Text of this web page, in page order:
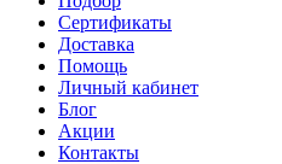
Сертификаты
Доставка
Помощь
Личный кабинет
Блог
Акции
Контакты